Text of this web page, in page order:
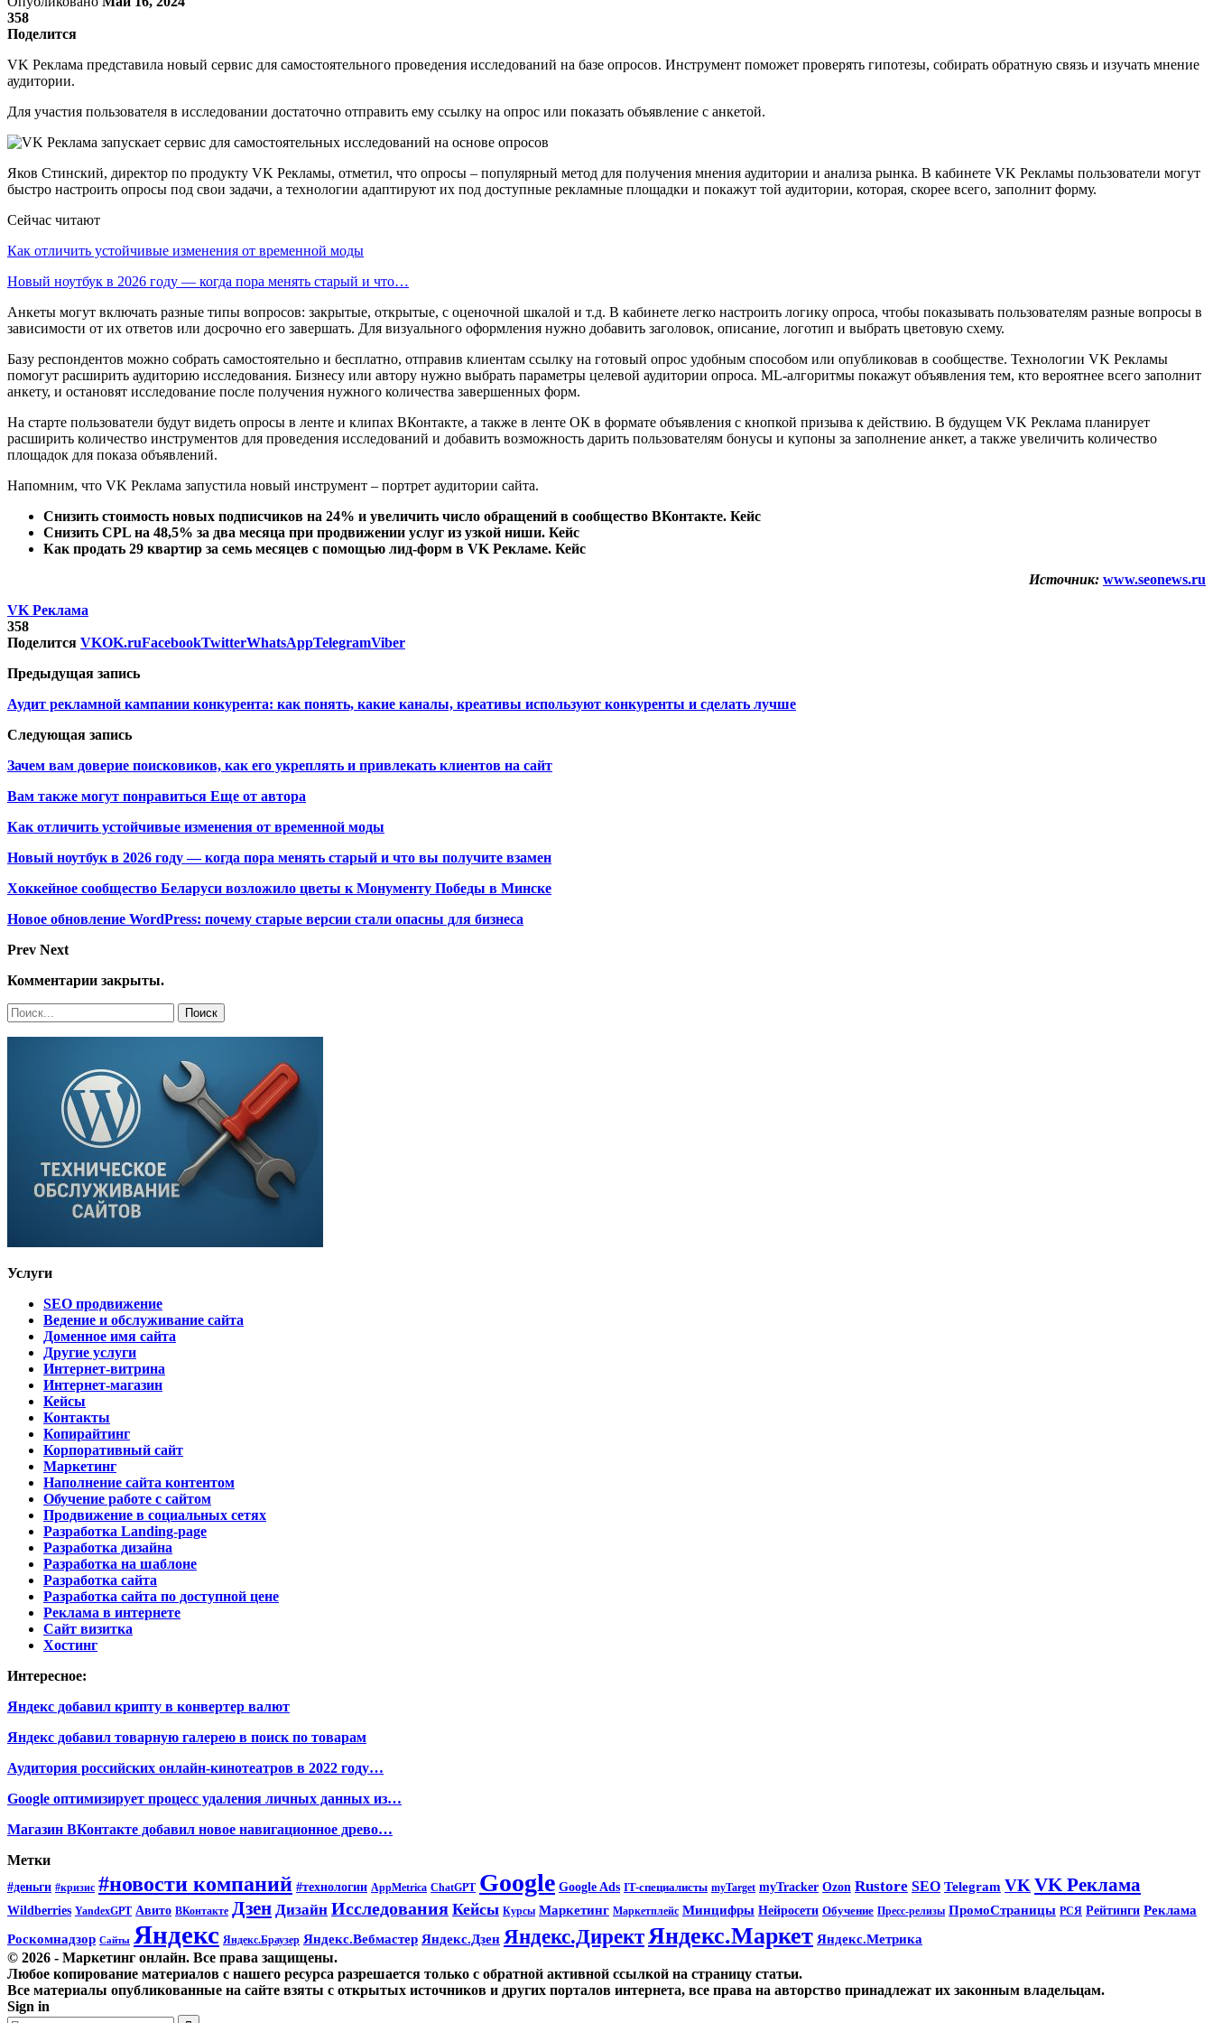
358
Поделится
VK Реклама представила новый сервис для самостоятельного проведения исследований на базе опросов. Инструмент поможет проверять гипотезы, собирать обратную связь и изучать мнение
аудитории.
Для участия пользователя в исследовании достаточно отправить ему ссылку на опрос или показать объявление с анкетой.
Яков Стинский, директор по продукту VK Рекламы, отметил, что опросы – популярный метод для получения мнения аудитории и анализа рынка. В кабинете VK Рекламы пользователи могут
быстро настроить опросы под свои задачи, а технологии адаптируют их под доступные рекламные площадки и покажут той аудитории, которая, скорее всего, заполнит форму.
Сейчас читают
Как отличить устойчивые изменения от временной моды
Новый ноутбук в 2026 году — когда пора менять старый и что…
Анкеты могут включать разные типы вопросов: закрытые, открытые, с оценочной шкалой и т.д. В кабинете легко настроить логику опроса, чтобы показывать пользователям разные вопросы в
зависимости от их ответов или досрочно его завершать. Для визуального оформления нужно добавить заголовок, описание, логотип и выбрать цветовую схему.
Базу респондентов можно собрать самостоятельно и бесплатно, отправив клиентам ссылку на готовый опрос удобным способом или опубликовав в сообществе. Технологии VK Рекламы
помогут расширить аудиторию исследования. Бизнесу или автору нужно выбрать параметры целевой аудитории опроса. ML-алгоритмы покажут объявления тем, кто вероятнее всего заполнит
анкету, и остановят исследование после получения нужного количества завершенных форм.
На старте пользователи будут видеть опросы в ленте и клипах ВКонтакте, а также в ленте ОК в формате объявления с кнопкой призыва к действию. В будущем VK Реклама планирует
расширить количество инструментов для проведения исследований и добавить возможность дарить пользователям бонусы и купоны за заполнение анкет, а также увеличить количество
площадок для показа объявлений.
Напомним, что VK Реклама запустила новый инструмент – портрет аудитории сайта.
Снизить стоимость новых подписчиков на 24% и увеличить число обращений в сообщество ВКонтакте. Кейс
Снизить CPL на 48,5% за два месяца при продвижении услуг из узкой ниши. Кейс
Как продать 29 квартир за семь месяцев с помощью лид-форм в VK Рекламе. Кейс
Источник: www.seonews.ru
VK Реклама
358
Поделится VKOK.ruFacebookTwitterWhatsAppTelegramViber
Предыдущая запись
Аудит рекламной кампании конкурента: как понять, какие каналы, креативы используют конкуренты и сделать лучше
Следующая запись
Зачем вам доверие поисковиков, как его укреплять и привлекать клиентов на сайт
Вам также могут понравиться Еще от автора
Как отличить устойчивые изменения от временной моды
Новый ноутбук в 2026 году — когда пора менять старый и что вы получите взамен
Хоккейное сообщество Беларуси возложило цветы к Монументу Победы в Минске
Новое обновление WordPress: почему старые версии стали опасны для бизнеса
Prev Next
Комментарии закрыты.
Услуги
SEO продвижение
Ведение и обслуживание сайта
Доменное имя сайта
Другие услуги
Интернет-витрина
Интернет-магазин
Кейсы
Контакты
Копирайтинг
Корпоративный сайт
Маркетинг
Наполнение сайта контентом
Обучение работе с сайтом
Продвижение в социальных сетях
Разработка Landing-page
Разработка дизайна
Разработка на шаблоне
Разработка сайта
Разработка сайта по доступной цене
Реклама в интернете
Сайт визитка
Хостинг
Интересное:
Яндекс добавил крипту в конвертер валют
Яндекс добавил товарную галерею в поиск по товарам
Аудитория российских онлайн-кинотеатров в 2022 году…
Google оптимизирует процесс удаления личных данных из…
Магазин ВКонтакте добавил новое навигационное древо…
Метки
#деньги #кризис #новости компаний #технологии AppMetrica ChatGPT Google Google Ads IT-специалисты myTarget myTracker Ozon Rustore SEO Telegram VK VK Реклама
Wildberries YandexGPT Авито ВКонтакте Дзен Дизайн Исследования Кейсы Курсы Маркетинг Маркетплейс Минцифры Нейросети Обучение Пресс-релизы ПромоСтраницы РСЯ Рейтинги Реклама
Роскомнадзор Сайты Яндекс Яндекс.Браузер Яндекс.Вебмастер Яндекс.Дзен Яндекс.ДиректЯндекс.Маркет Яндекс.Метрика
© 2026 - Маркетинг онлайн. Все права защищены.
Любое копирование материалов с нашего ресурса разрешается только с обратной активной ссылкой на страницу статьи.
Все материалы опубликованные на сайте взяты с открытых источников и других порталов интернета, все права на авторство принадлежат их законным владельцам.
Sign in